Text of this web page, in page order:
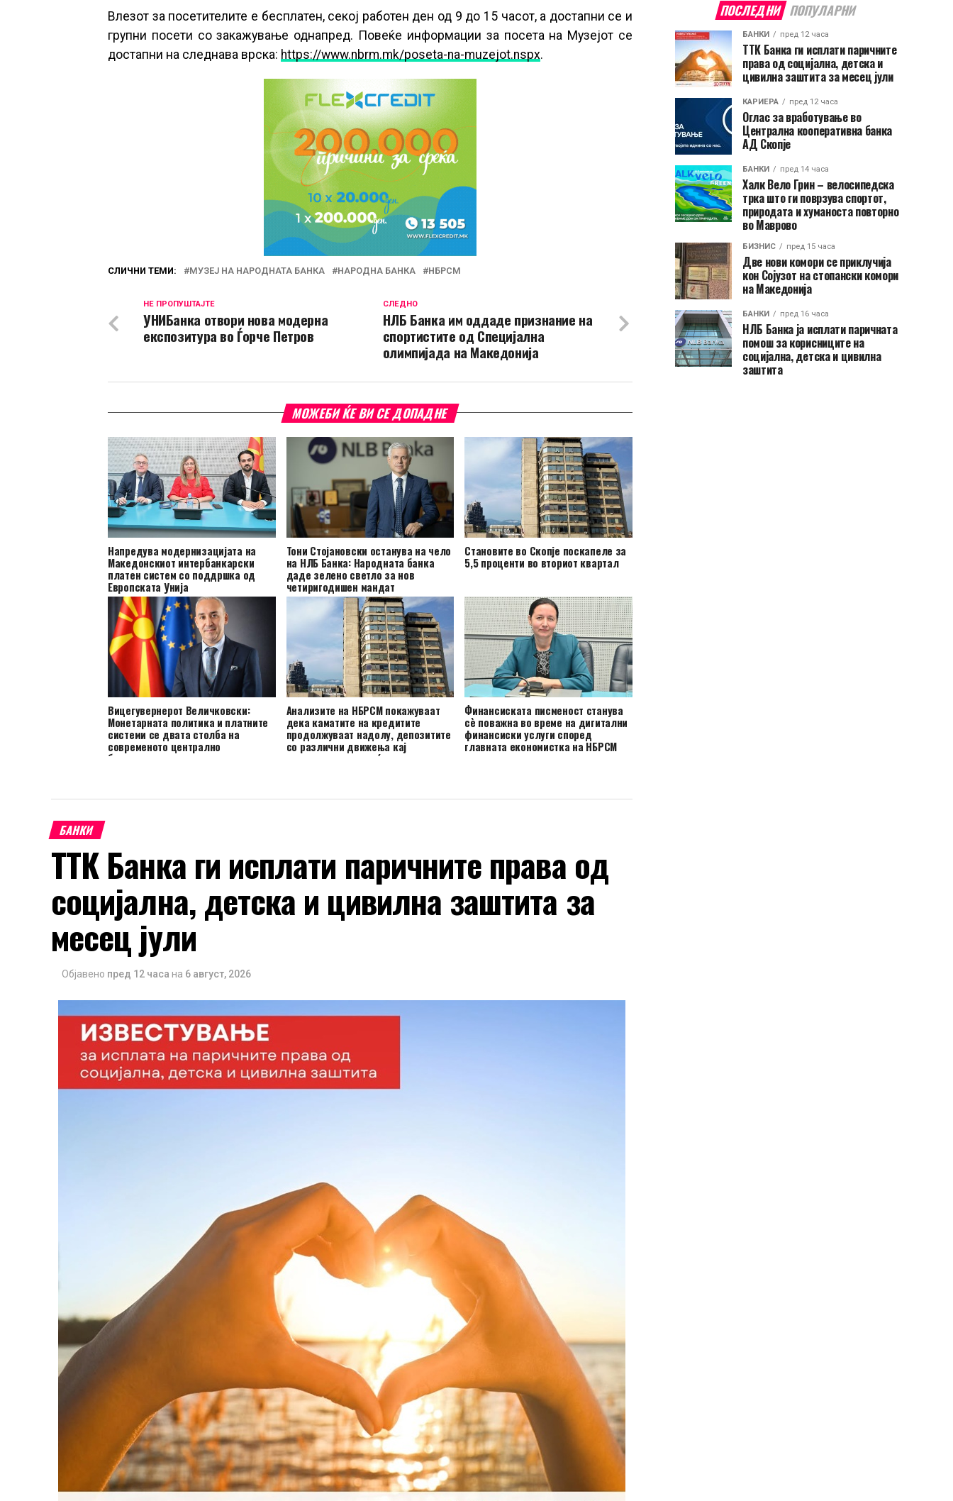
Влезот за посетителите е бесплатен, секој работен ден од 9 до 15 часот, а достапни се и
групни посети со закажување однапред. Повеќе информации за посета на Музејот се
достапни на следнава врска: https://www.nbrm.mk/poseta-na-muzejot.nspx.
СЛИЧНИ ТЕМИ: МУЗЕЈ НА НАРОДНАТА БАНКА НАРОДНА БАНКА НБРСМ
СЛЕДНО
НЛБ Банка им оддаде признание на
спортистите од Специјална
олимпијада на Македонија
НЕ ПРОПУШТАЈТЕ
УНИБанка отвори нова модерна
експозитура во Ѓорче Петров
МОЖЕБИ ЌЕ ВИ СЕ ДОПАДНЕ
Напредува модернизацијата на
Македонскиот интербанкарски
платен систем со поддршка од
Европската Унија
Тони Стојановски останува на чело
на НЛБ Банка: Народната банка
даде зелено светло за нов
четиригодишен мандат
Становите во Скопје поскапеле за
5,5 проценти во вториот квартал
Вицегувернерот Величковски:
Монетарната политика и платните
системи се двата столба на
современото централно
банкарство
Анализите на НБРСМ покажуваат
дека каматите на кредитите
продолжуваат надолу, депозитите
со различни движења кај
компаниите и домаќинствата
Финансиската писменост станува
сè поважна во време на дигитални
финансиски услуги според
главната економистка на НБРСМ
БАНКИ
ТТК Банка ги исплати паричните права од
социјална, детска и цивилна заштита за
месец јули
Објавено пред 12 часа на 6 август, 2026
ПОСЛЕДНИ ПОПУЛАРНИ
БАНКИ пред 12 часа
ТТК Банка ги исплати паричните
права од социјална, детска и
цивилна заштита за месец јули
КАРИЕРА пред 12 часа
Оглас за вработување во
Централна кооперативна банка
АД Скопје
БАНКИ пред 14 часа
Халк Вело Грин – велосипедска
трка што ги поврзува спортот,
природата и хуманоста повторно
во Маврово
БИЗНИС пред 15 часа
Две нови комори се приклучија
кон Сојузот на стопански комори
на Македонија
БАНКИ пред 16 часа
НЛБ Банка ја исплати паричната
помош за корисниците на
социјална, детска и цивилна
заштита